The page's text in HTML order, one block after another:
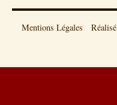
Mentions Légales